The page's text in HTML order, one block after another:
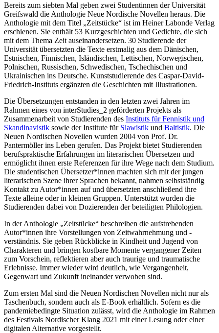
Bereits zum siebten Mal geben zwei Studentinnen der Universität
Greifswald die Anthologie Neue Nordische Novellen heraus. Die
Anthologie mit dem Titel „Zeitstücke“ ist im Heiner Labonde Verlag
erschienen. Sie enthält 53 Kurzgeschichten und Gedichte, die sich
mit dem Thema Zeit auseinandersetzen. 30 Studierende der
Universität übersetzten die Texte erstmalig aus dem Dänischen,
Estnischen, Finnischen, Isländischen, Lettischen, Norwegischen,
Polnischen, Russischen, Schwedischen, Tschechischen und
Ukrainischen ins Deutsche. Kunststudierende des Caspar-David-
Friedrich-Instituts ergänzten die Geschichten mit Illustrationen.
Die Übersetzungen entstanden in den letzten zwei Jahren im
Rahmen eines von interStudies_2 geförderten Projekts als
Zusammenarbeit von Studierenden des Instituts für Fennistik und
Skandinavistik sowie der Institute für Slawistik und Baltistik. Die
Neuen Nordischen Novellen wurden 2004 von Prof. Dr.
Pantermöller ins Leben gerufen. Das Projekt bietet Studierenden
berufspraktische Erfahrungen im literarischen Übersetzen und
ermöglicht ihnen erste Referenzen für ihre Wege nach dem Studium.
Die studentischen Übersetzer*innen machten sich mit der jungen
literarischen Szene ihrer Sprachen bekannt, nahmen selbstständig
Kontakt zu Autor*innen auf und übersetzten anschließend ihre
Texte alleine oder in kleinen Gruppen. Unterstützt wurden die
Studierenden dabei von Dozierenden der beteiligten Philologien.
In der Anthologie „Zeitstücke“ beschreiben die aufstrebenden
Autor*innen ihre Vorstellungen von Zeitwahrnehmung und -
verständnis. Sie geben Rückblicke in Kindheit und Jugend von
Charakteren und bringen kostbare Momente vergangener Zeiten
zum Vorschein, reflektieren aber auch traurige und traumatische
Erlebnisse. Immer wieder wird deutlich, wie Vergangenheit,
Gegenwart und Zukunft ineinander verwoben sind.
Zum ersten Mal sind die Neuen Nordischen Novellen nicht nur als
Taschenbuch, sondern auch als E-Book erhältlich. Sofern es die
pandemiebedingte Situation zulässt, wird die Anthologie im Rahmen
des Festivals Nordischer Klang 2021 mit einer Lesung oder einer
digitalen Alternative vorgestellt.